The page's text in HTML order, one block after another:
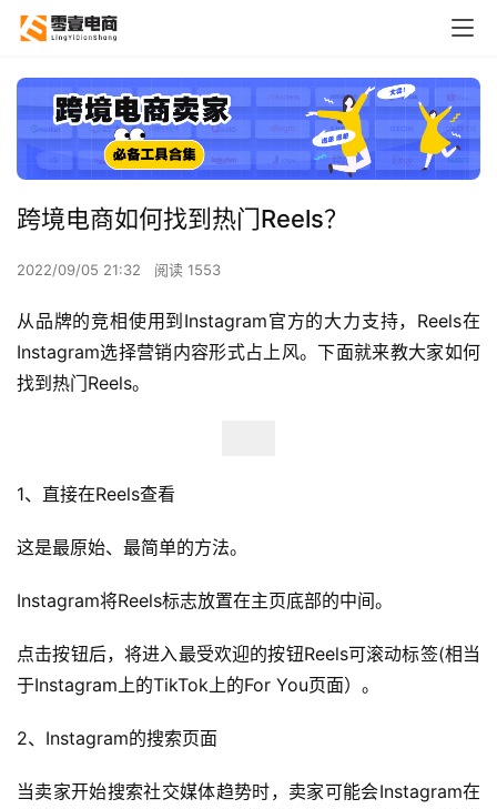
跨境电商如何找到热门Reels？
2022/09/05 21:32 阅读 1553
从品牌的竞相使用到Instagram官方的大力支持，Reels在
Instagram选择营销内容形式占上风。下面就来教大家如何
找到热门Reels。
1、直接在Reels查看
这是最原始、最简单的方法。
Instagram将Reels标志放置在主页底部的中间。
点击按钮后，将进入最受欢迎的按钮Reels可滚动标签(相当
于Instagram上的TikTok上的For You页面）。
2、Instagram的搜索页面
当卖家开始搜索社交媒体趋势时，卖家可能会Instagram在